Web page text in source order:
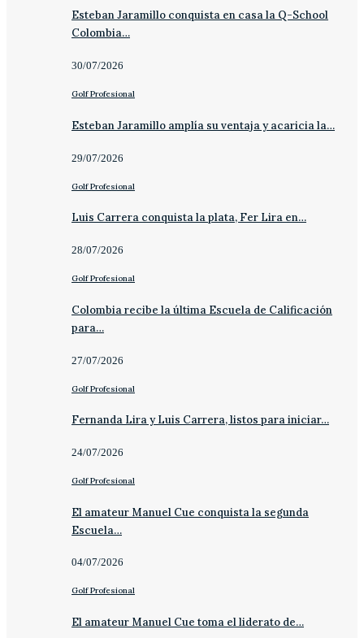
Esteban Jaramillo conquista en casa la Q-School
Colombia…
30/07/2026
Golf Profesional
Esteban Jaramillo amplía su ventaja y acaricia la…
29/07/2026
Golf Profesional
Luis Carrera conquista la plata, Fer Lira en…
28/07/2026
Golf Profesional
Colombia recibe la última Escuela de Calificación
para…
27/07/2026
Golf Profesional
Fernanda Lira y Luis Carrera, listos para iniciar…
24/07/2026
Golf Profesional
El amateur Manuel Cue conquista la segunda
Escuela…
04/07/2026
Golf Profesional
El amateur Manuel Cue toma el liderato de…